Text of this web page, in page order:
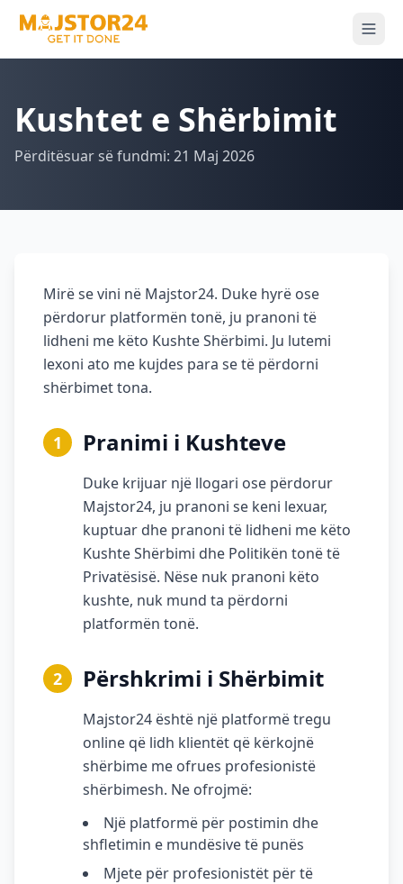
Kushtet e Shërbimit
Përditësuar së fundmi: 21 Maj 2026
Mirë se vini në Majstor24. Duke hyrë ose
përdorur platformën tonë, ju pranoni të
lidheni me këto Kushte Shërbimi. Ju lutemi
lexoni ato me kujdes para se të përdorni
shërbimet tona.
1 Pranimi i Kushteve
Duke krijuar një llogari ose përdorur
Majstor24, ju pranoni se keni lexuar,
kuptuar dhe pranoni të lidheni me këto
Kushte Shërbimi dhe Politikën tonë të
Privatësisë. Nëse nuk pranoni këto
kushte, nuk mund ta përdorni
platformën tonë.
2 Përshkrimi i Shërbimit
Majstor24 është një platformë tregu
online që lidh klientët që kërkojnë
shërbime me ofrues profesionistë
shërbimesh. Ne ofrojmë:
Një platformë për postimin dhe
shfletimin e mundësive të punës
Mjete për profesionistët për të